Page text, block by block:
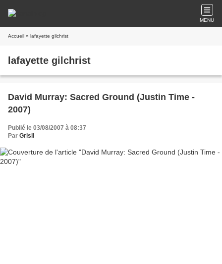
MENU
Accueil » lafayette gilchrist
lafayette gilchrist
David Murray: Sacred Ground (Justin Time -
2007)
Publié le 03/08/2007 à 08:37
Par Grisli